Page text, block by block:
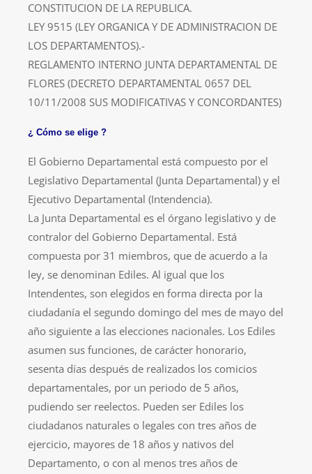
CONSTITUCION DE LA REPUBLICA.
LEY 9515 (LEY ORGANICA Y DE ADMINISTRACION DE
LOS DEPARTAMENTOS).-
REGLAMENTO INTERNO JUNTA DEPARTAMENTAL DE
FLORES (DECRETO DEPARTAMENTAL 0657 DEL
10/11/2008 SUS MODIFICATIVAS Y CONCORDANTES)
¿ Cómo se elige ?
El Gobierno Departamental está compuesto por el
Legislativo Departamental (Junta Departamental) y el
Ejecutivo Departamental (Intendencia).
La Junta Departamental es el órgano legislativo y de
contralor del Gobierno Departamental. Está
compuesta por 31 miembros, que de acuerdo a la
ley, se denominan Ediles. Al igual que los
Intendentes, son elegidos en forma directa por la
ciudadanía el segundo domingo del mes de mayo del
año siguiente a las elecciones nacionales. Los Ediles
asumen sus funciones, de carácter honorario,
sesenta días después de realizados los comicios
departamentales, por un periodo de 5 años,
pudiendo ser reelectos. Pueden ser Ediles los
ciudadanos naturales o legales con tres años de
ejercicio, mayores de 18 años y nativos del
Departamento, o con al menos tres años de